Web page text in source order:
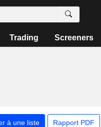
Trading Screeners
à une liste Rapport PDF